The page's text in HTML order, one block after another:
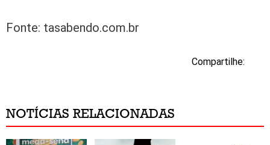
Fonte: tasabendo.com.br
Compartilhe:
NOTÍCIAS RELACIONADAS